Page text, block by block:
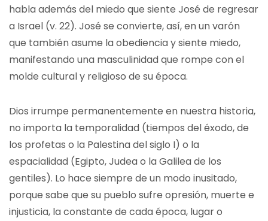
habla además del miedo que siente José de regresar
a Israel (v. 22). José se convierte, así, en un varón
que también asume la obediencia y siente miedo,
manifestando una masculinidad que rompe con el
molde cultural y religioso de su época.
Dios irrumpe permanentemente en nuestra historia,
no importa la temporalidad (tiempos del éxodo, de
los profetas o la Palestina del siglo I) o la
espacialidad (Egipto, Judea o la Galilea de los
gentiles). Lo hace siempre de un modo inusitado,
porque sabe que su pueblo sufre opresión, muerte e
injusticia, la constante de cada época, lugar o